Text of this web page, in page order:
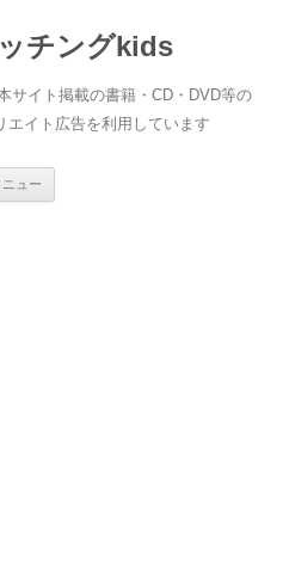
チングkids
イト掲載の書籍・CD・DVD等の
エイト広告を利用しています
ニュー